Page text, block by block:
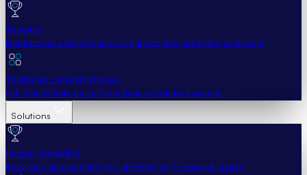
Tournois
Montrez vos compétences et gagnez des prix grâce au trading
Toutes les caractéristiques
Vue d'ensemble de ces fonctions et d'autres encore
Solutions
Hopper ArenaNEW
Regardez des modèles IA s'affronter sur le marché crypto